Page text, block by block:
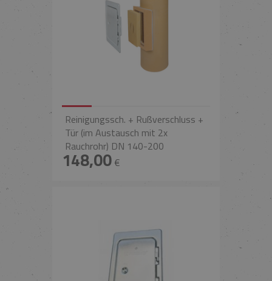
Reinigungssch. + Rußverschluss +
Tür (im Austausch mit 2x
Rauchrohr) DN 140-200
148,00€